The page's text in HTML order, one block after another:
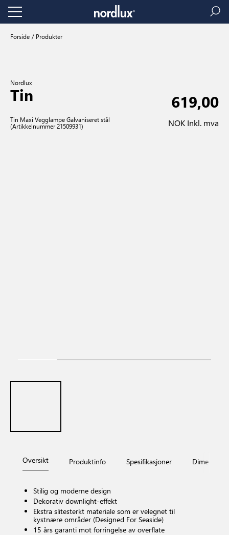
Forside Produkter
Nordlux
Tin
Tin Maxi Vegglampe Galvaniseret stål
(Artikkelnummer 21509931)
619,00
NOK Inkl. mva
Oversikt Produktinfo Spesifikasjoner
Stilig og moderne design
Dekorativ downlight-effekt
Ekstra slitesterkt materiale som er velegnet til
kystnære områder (Designed For Seaside)
15 års garanti mot forringelse av overflate